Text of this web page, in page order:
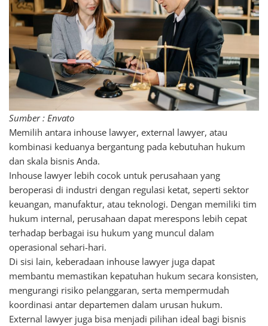
Sumber : Envato
Memilih antara inhouse lawyer, external lawyer, atau
kombinasi keduanya bergantung pada kebutuhan hukum
dan skala bisnis Anda.
Inhouse lawyer lebih cocok untuk perusahaan yang
beroperasi di industri dengan regulasi ketat, seperti sektor
keuangan, manufaktur, atau teknologi. Dengan memiliki tim
hukum internal, perusahaan dapat merespons lebih cepat
terhadap berbagai isu hukum yang muncul dalam
operasional sehari-hari.
Di sisi lain, keberadaan inhouse lawyer juga dapat
membantu memastikan kepatuhan hukum secara konsisten,
mengurangi risiko pelanggaran, serta mempermudah
koordinasi antar departemen dalam urusan hukum.
External lawyer juga bisa menjadi pilihan ideal bagi bisnis